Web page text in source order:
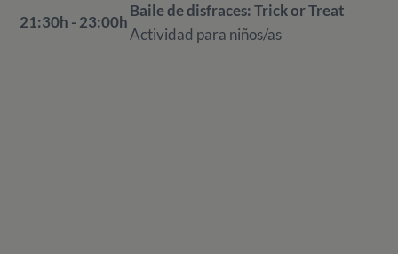
21:30h - 23:00h
Baile de disfraces: Trick or Treat
Actividad para niños/as